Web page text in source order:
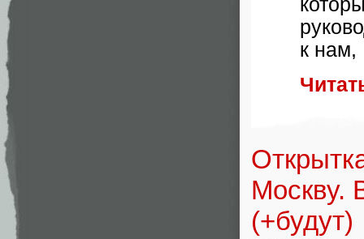
к нам,
Москву.
(+будут)